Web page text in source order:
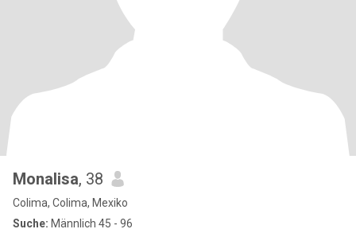
Monalisa, 38
Colima, Colima, Mexiko
Suche: Männlich 45 - 96